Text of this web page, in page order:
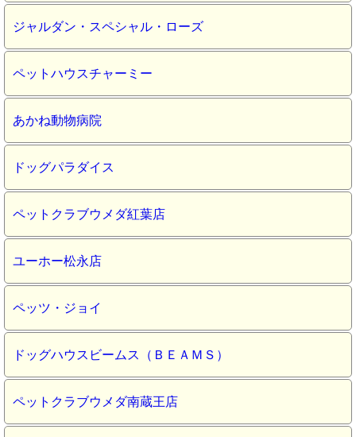
ジャルダン・スペシャル・ローズ
ペットハウスチャーミー
あかね動物病院
ドッグパラダイス
ペットクラブウメダ紅葉店
ユーホー松永店
ペッツ・ジョイ
ドッグハウスビームス（ＢＥＡＭＳ）
ペットクラブウメダ南蔵王店